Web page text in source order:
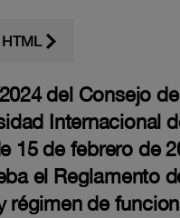
HTML
del Consejo
Internacional
15 de febrero de
el Reglamento
régimen de